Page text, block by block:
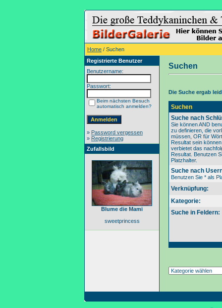
Home / Suchen
Registrierte Benutzer
Benutzername:
Passwort:
Beim nächsten Besuch
automatisch anmelden?
» Password vergessen
» Registrierung
Zufallsbild
Blume die Mami
sweetprincess
Suchen
Die Suche ergab
Suchen
Suche nach
Sie können AND
zu definieren, die
müssen, OR für
Resultat sein
verbietet das
Resultat. Benutzen
Platzhalter.
Suche nach
Benutzen Sie * als
Verknüpfung:
Kategorie:
Suche in Feldern: